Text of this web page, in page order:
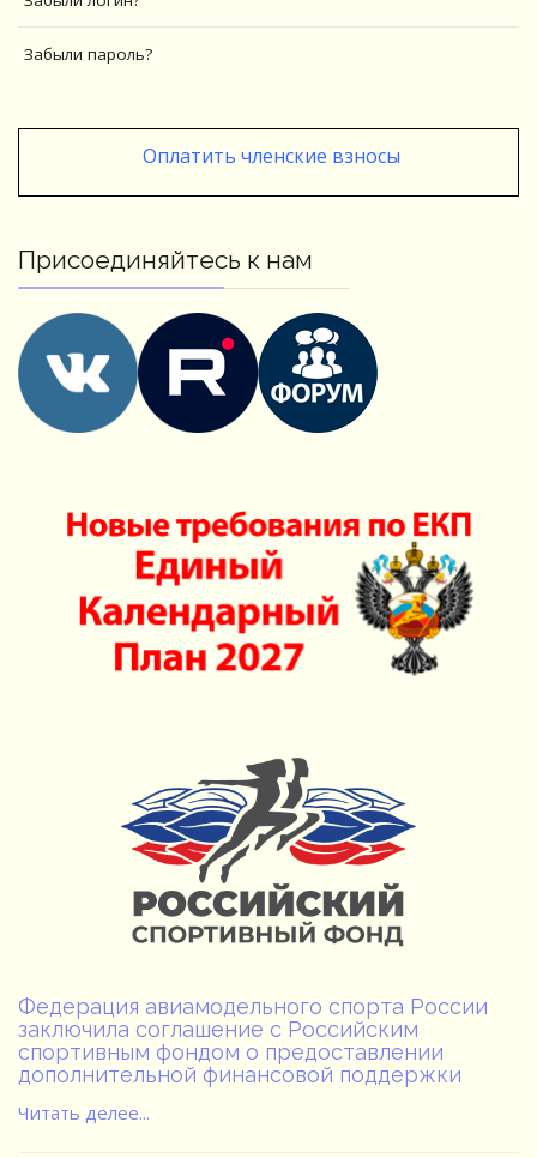
Забыли пароль?
Оплатить членские взносы
Присоединяйтесь к нам
Федерация авиамодельного спорта России
заключила соглашение с Российским
спортивным фондом о предоставлении
дополнительной финансовой поддержки
Читать делее...